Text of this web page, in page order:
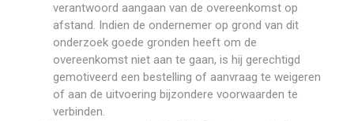
verantwoord aangaan van de overeenkomst op
afstand. Indien de ondernemer op grond van dit
onderzoek goede gronden heeft om de
overeenkomst niet aan te gaan, is hij gerechtigd
gemotiveerd een bestelling of aanvraag te weigeren
of aan de uitvoering bijzondere voorwaarden te
verbinden.